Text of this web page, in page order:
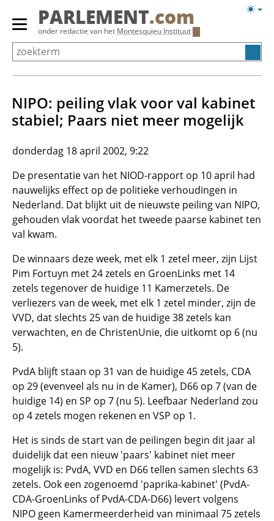
Overslaan
Primair
menu
tonen/verbergen
PARLEMENT.com
onder redactie van het Montesquieu Instituut
NIPO: peiling vlak voor val kabinet
stabiel; Paars niet meer mogelijk
donderdag 18 april 2002, 9:22
De presentatie van het NIOD-rapport op 10 april had
nauwelijks effect op de politieke verhoudingen in
Nederland. Dat blijkt uit de nieuwste peiling van NIPO,
gehouden vlak voordat het tweede paarse kabinet ten
val kwam.
De winnaars deze week, met elk 1 zetel meer, zijn Lijst
Pim Fortuyn met 24 zetels en GroenLinks met 14
zetels tegenover de huidige 11 Kamerzetels. De
verliezers van de week, met elk 1 zetel minder, zijn de
VVD, dat slechts 25 van de huidige 38 zetels kan
verwachten, en de ChristenUnie, die uitkomt op 6 (nu
5).
PvdA blijft staan op 31 van de huidige 45 zetels, CDA
op 29 (evenveel als nu in de Kamer), D66 op 7 (van de
huidige 14) en SP op 7 (nu 5). Leefbaar Nederland zou
op 4 zetels mogen rekenen en VSP op 1.
Het is sinds de start van de peilingen begin dit jaar al
duidelijk dat een nieuw 'paars' kabinet niet meer
mogelijk is: PvdA, VVD en D66 tellen samen slechts 63
zetels. Ook een zogenoemd 'paprika-kabinet' (PvdA-
CDA-GroenLinks of PvdA-CDA-D66) levert volgens
NIPO geen Kamermeerderheid van minimaal 75 zetels